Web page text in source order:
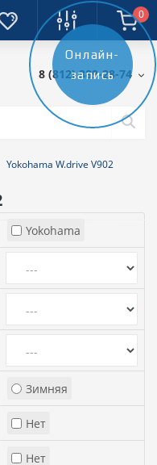
0
8 (812) 389-28-74
Yokohama W.drive V902
Yokohama
Зимняя
Нет
Нет
Онлайн-
запись